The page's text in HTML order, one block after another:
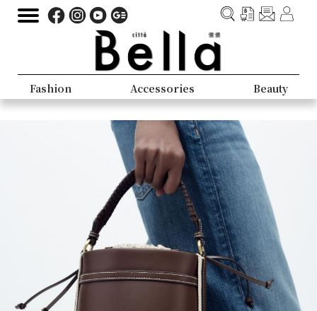
Fashion Accessories Beauty